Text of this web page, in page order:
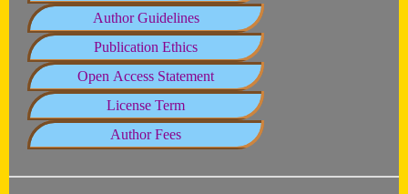
Author Guidelines
Publication Ethics
Open Access Statement
License Term
Author Fees